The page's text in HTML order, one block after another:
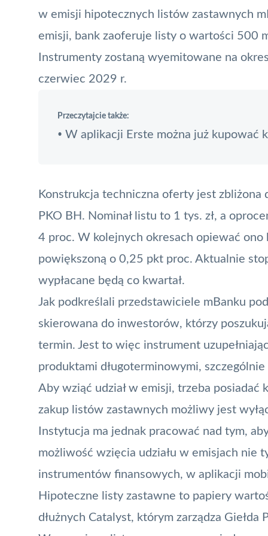
w emisji hipotecznych listów zastawnych
emisji, bank zaoferuje listy o wartości 500
Instrumenty zostaną wyemitowane na
czerwiec 2029 r.
Przeczytajcie także:
• W aplikacji Erste można już kupować
Konstrukcja techniczna oferty jest
PKO BH . Nominał listu to 1 tys. zł, a
4 proc. W kolejnych okresach opiewać
powiększoną o 0,25 pkt proc. Aktualnie
wypłacane będą co kwartał.
Jak podkreślali przedstawiciele mBanku
skierowana do inwestorów, którzy
termin. Jest to więc instrument
produktami długoterminowymi,
Aby wziąć udział w emisji, trzeba
zakup listów zastawnych możliwy jest
Instytucja ma jednak pracować nad tym,
możliwość wzięcia udziału w emisjach nie
instrumentów finansowych, w aplikacji
Hipoteczne listy zastawne to papiery
dłużnych Catalyst, którym zarządza